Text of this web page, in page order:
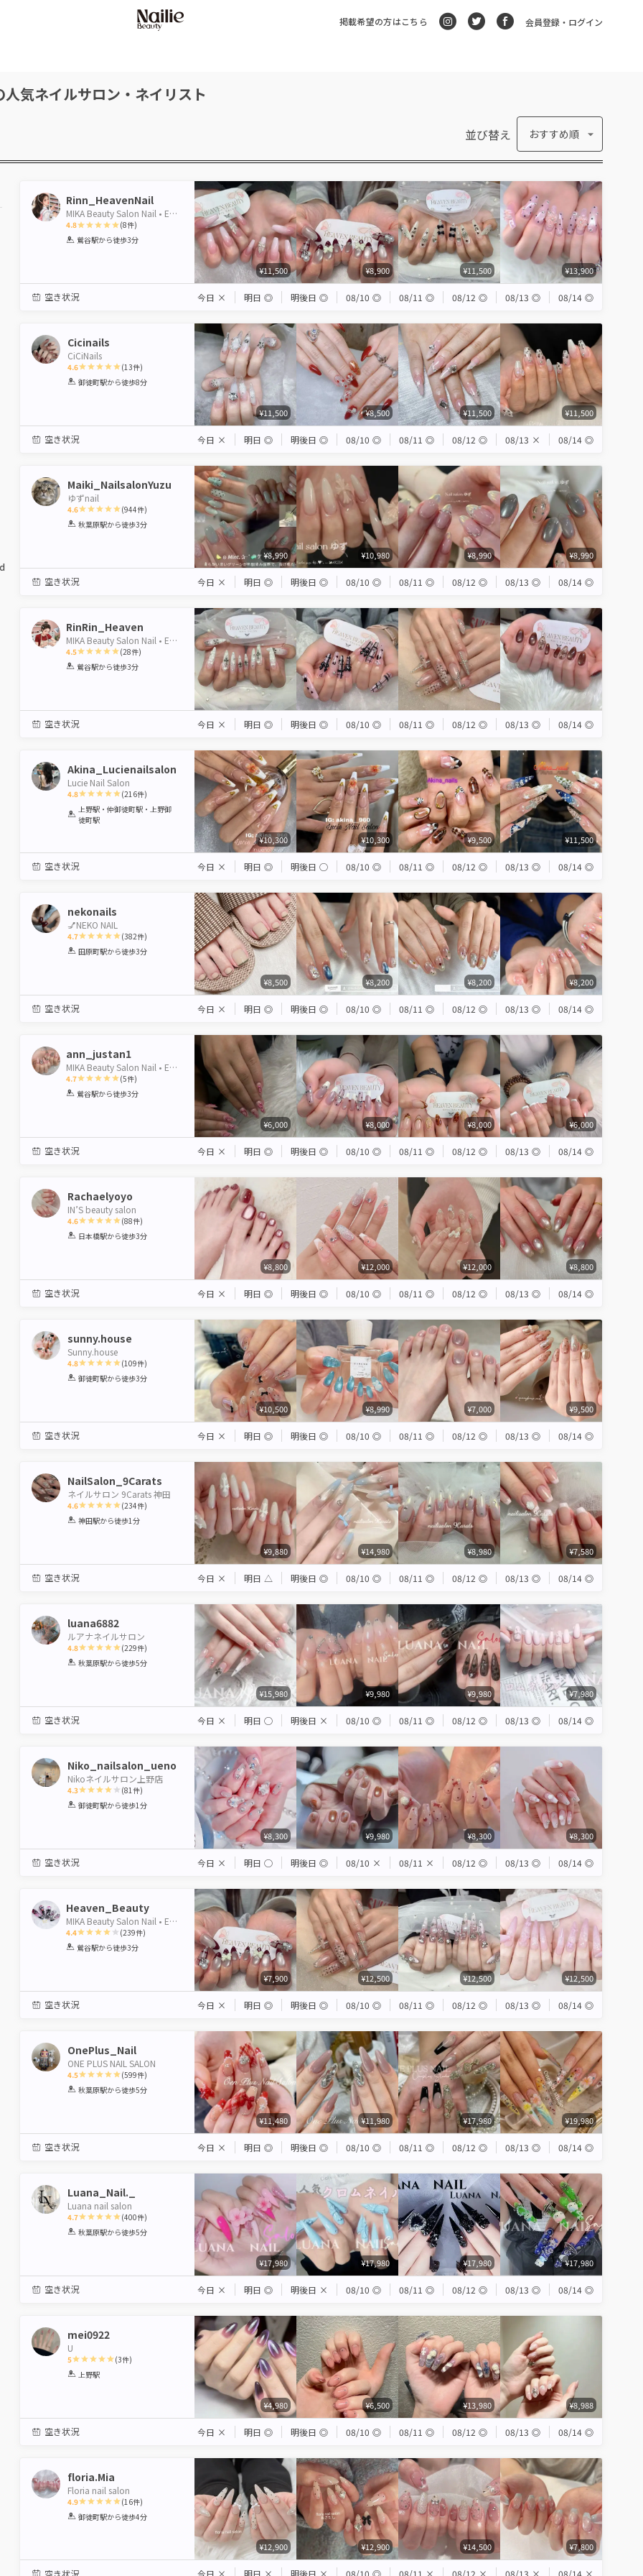
掲載希望の方はこちら 会員登録・ログイン
気ネイルサロン・ネイリスト
並び替え おすすめ順
Rinn_HeavenNail
MIKA Beauty Salon Nail • Eyelash • Massage 鶯谷店
4.8
1 2 3 4 5
(8件)
鶯谷駅から徒歩3分
¥11,500 ¥8,900 ¥11,500 ¥13,900
空き状況 今日 × 明日 ◎ 明後日 ◎ 08/10 ◎ 08/11 ◎ 08/12 ◎ 08/13 ◎ 08/14 ◎
Cicinails
CiCiNails
4.6
1 2 3 4 5
(13件)
御徒町駅から徒歩8分
¥11,500 ¥8,500 ¥11,500 ¥11,500
空き状況 今日 × 明日 ◎ 明後日 ◎ 08/10 ◎ 08/11 ◎ 08/12 ◎ 08/13 × 08/14 ◎
Maiki_NailsalonYuzu
ゆずnail
4.6
1 2 3 4 5
(944件)
秋葉原駅から徒歩3分
¥8,990 ¥10,980 ¥8,990 ¥8,990
空き状況 今日 × 明日 ◎ 明後日 ◎ 08/10 ◎ 08/11 ◎ 08/12 ◎ 08/13 ◎ 08/14 ◎
RinRin_Heaven
MIKA Beauty Salon Nail • Eyelash • Massage 鶯谷店
4.5
1 2 3 4 5
(28件)
鶯谷駅から徒歩3分
空き状況 今日 × 明日 ◎ 明後日 ◎ 08/10 ◎ 08/11 ◎ 08/12 ◎ 08/13 ◎ 08/14 ◎
Akina_Lucienailsalon
Lucie Nail Salon
4.8
1
Star
2
Stars
3
Stars
4 5
(216件)
上野駅・仲御徒町駅・上野御
徒町駅
¥10,300 ¥10,300 ¥9,500 ¥11,500
空き状況 今日 × 明日 ◎ 明後日 ◯ 08/10 ◎ 08/11 ◎ 08/12 ◎ 08/13 ◎ 08/14 ◎
nekonails
💅NEKO NAIL
4.7
1 2 3 4 5
(382件)
田原町駅から徒歩3分
¥8,500 ¥8,200 ¥8,200 ¥8,200
空き状況 今日 × 明日 ◎ 明後日 ◎ 08/10 ◎ 08/11 ◎ 08/12 ◎ 08/13 ◎ 08/14 ◎
ann_justan1
MIKA Beauty Salon Nail • Eyelash • Massage 鶯谷店
4.7
1 2 3 4 5
(5件)
鶯谷駅から徒歩3分
¥6,000 ¥8,000 ¥8,000 ¥6,000
空き状況 今日 × 明日 ◎ 明後日 ◎ 08/10 ◎ 08/11 ◎ 08/12 ◎ 08/13 ◎ 08/14 ◎
Rachaelyoyo
IN’S beauty salon
4.6
1 2 3 4 5
(88件)
日本橋駅から徒歩3分
¥8,800 ¥12,000 ¥12,000 ¥8,800
空き状況 今日 × 明日 ◎ 明後日 ◎ 08/10 ◎ 08/11 ◎ 08/12 ◎ 08/13 ◎ 08/14 ◎
sunny.house
Sunny.house
4.8
1 2 3 4 5
(109件)
御徒町駅から徒歩3分
¥10,500 ¥8,990 ¥7,000 ¥9,500
空き状況 今日 × 明日 ◎ 明後日 ◎ 08/10 ◎ 08/11 ◎ 08/12 ◎ 08/13 ◎ 08/14 ◎
NailSalon_9Carats
ネイルサロン 9Carats 神田
4.6
1 2 3 4 5
(234件)
神田駅から徒歩1分
¥9,880 ¥14,980 ¥8,980 ¥7,580
空き状況 今日 × 明日 △ 明後日 ◎ 08/10 ◎ 08/11 ◎ 08/12 ◎ 08/13 ◎ 08/14 ◎
luana6882
ルアナネイルサロン
4.8
1 2 3 4 5
(229件)
秋葉原駅から徒歩5分
¥15,980 ¥9,980 ¥9,980 ¥7,980
空き状況 今日 × 明日 ◯ 明後日 × 08/10 ◎ 08/11 ◎ 08/12 ◎ 08/13 ◎ 08/14 ◎
Niko_nailsalon_ueno
Nikoネイルサロン上野店
4.3
1 2 3 4 5
(81 件)
御徒町駅から徒歩1分
¥8,300 ¥9,980 ¥8,300 ¥8,300
空き状況 今日 × 明日 ◯ 明後日 ◎ 08/10 × 08/11 × 08/12 ◎ 08/13 ◎ 08/14 ◎
Heaven_Beauty
MIKA Beauty Salon Nail • Eyelash • Massage 鶯谷店
4.4
1 2 3 4 5
(239件)
鶯谷駅から徒歩3分
¥7,900 ¥12,500 ¥12,500 ¥12,500
空き状況 今日 × 明日 ◎ 明後日 ◎ 08/10 ◎ 08/11 ◎ 08/12 ◎ 08/13 ◎ 08/14 ◎
OnePlus_Nail
ONE PLUS NAIL SALON
4.5
1 2 3 4 5
(599件)
秋葉原駅から徒歩5分
¥11,480 ¥11,980 ¥17,980 ¥19,980
空き状況 今日 × 明日 ◎ 明後日 ◎ 08/10 ◎ 08/11 ◎ 08/12 ◎ 08/13 ◎ 08/14 ◎
Luana_Nail._
Luana nail salon
4.7
1 2 3 4 5
(400件)
秋葉原駅から徒歩5分
¥17,980 ¥17,980 ¥17,980 ¥17,980
空き状況 今日 × 明日 ◎ 明後日 × 08/10 ◎ 08/11 ◎ 08/12 ◎ 08/13 ◎ 08/14 ◎
mei0922
U
5
1 2 3 4
(3件)
上野駅
¥4,980 ¥6,500 ¥13,980 ¥8,988
空き状況 今日 × 明日 ◎ 明後日 ◎ 08/10 ◎ 08/11 ◎ 08/12 ◎ 08/13 ◎ 08/14 ◎
floria.Mia
Floria nail salon
4.9
1 2 3 4 5
(16件)
御徒町駅から徒歩4分
¥12,900 ¥12,900 ¥14,500 ¥7,800
空き状況